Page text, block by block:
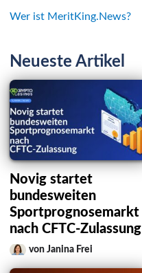
Wer ist MeritKing.News?
Neueste Artikel
Novig startet
bundesweiten
Sportprognosemarkt
nach CFTC-Zulassung
von Janina Frei